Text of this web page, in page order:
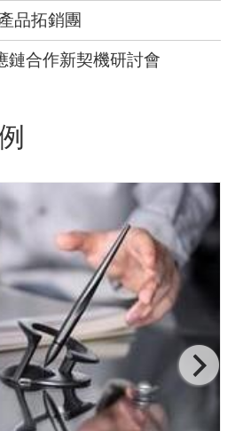
品拓銷團
鏈合作新契機研討會